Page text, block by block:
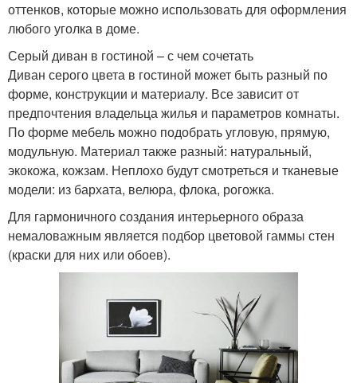
оттенков, которые можно использовать для оформления
любого уголка в доме.
Серый диван в гостиной – с чем сочетать
Диван серого цвета в гостиной может быть разный по
форме, конструкции и материалу. Все зависит от
предпочтения владельца жилья и параметров комнаты.
По форме мебель можно подобрать угловую, прямую,
модульную. Материал также разный: натуральный,
экокожа, кожзам. Неплохо будут смотреться и тканевые
модели: из бархата, велюра, флока, рогожка.
Для гармоничного создания интерьерного образа
немаловажным является подбор цветовой гаммы стен
(краски для них или обоев).